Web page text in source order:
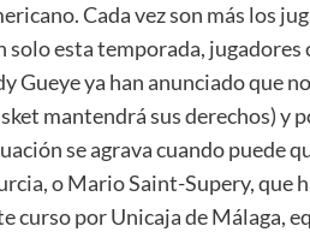
Cada vez son más los
solo esta temporada,
Gueye ya han anunciado que
mantendrá sus derechos) y
se agrava cuando puede
o Mario Saint-Supery, que
curso por Unicaja de Málaga,